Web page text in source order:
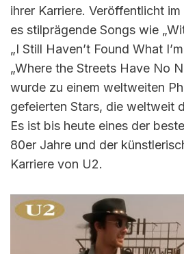
ihrer Karriere. Veröffentlicht
es stilprägende Songs wie
„I Still Haven’t Found What
„Where the Streets Have No
wurde zu einem weltweiten
gefeierten Stars, die weltweit
Es ist bis heute eines der
80er Jahre und der
Karriere von U2.